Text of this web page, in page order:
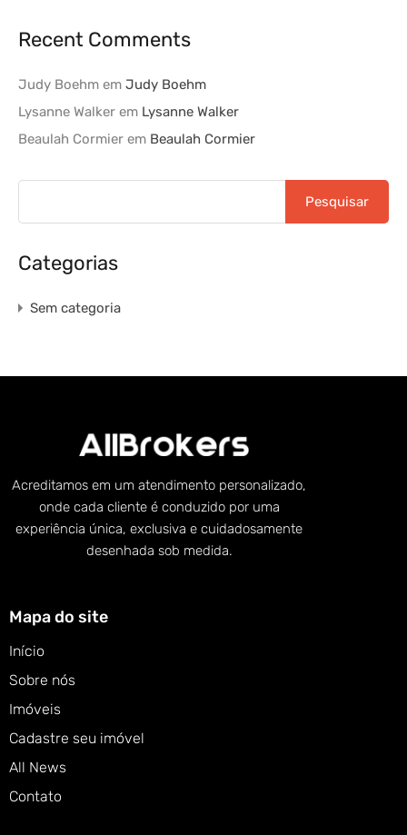
Recent Comments
Judy Boehm em Judy Boehm
Lysanne Walker em Lysanne Walker
Beaulah Cormier em Beaulah Cormier
Categorias
Sem categoria
Acreditamos em um atendimento personalizado,
onde cada cliente é conduzido por uma
experiência única, exclusiva e cuidadosamente
desenhada sob medida.
Mapa do site
Início
Sobre nós
Imóveis
Cadastre seu imóvel
All News
Contato